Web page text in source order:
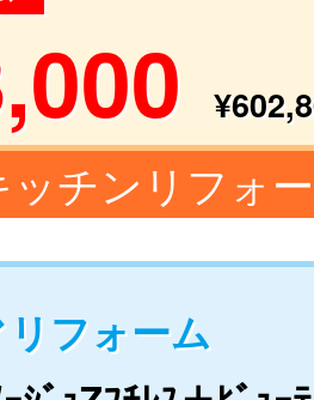
ッチンリフォ
リフォーム